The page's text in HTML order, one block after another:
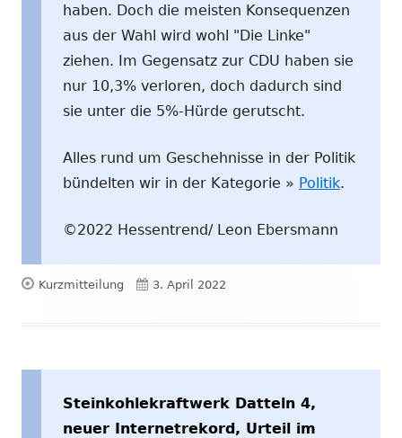
haben. Doch die meisten Konsequenzen
aus der Wahl wird wohl "Die Linke"
ziehen. Im Gegensatz zur CDU haben sie
nur 10,3% verloren, doch dadurch sind
sie unter die 5%-Hürde gerutscht.
Alles rund um Geschehnisse in der Politik
bündelten wir in der Kategorie » Politik.
©2022 Hessentrend/ Leon Ebersmann
Format
Kurzmitteilung Veröffentlicht
3. April 2022
Steinkohlekraftwerk Datteln 4,
neuer Internetrekord, Urteil im